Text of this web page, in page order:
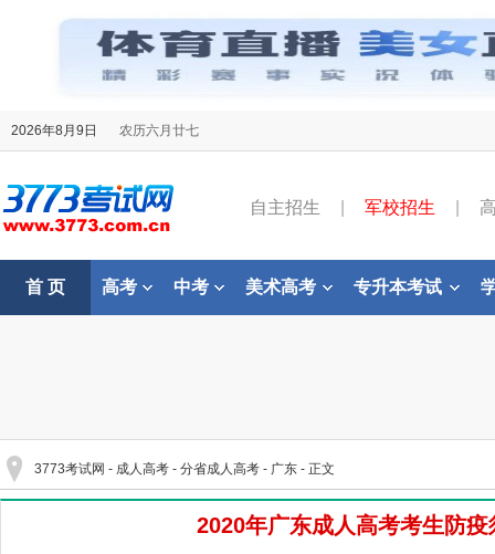
2026年8月9日 农历六月廿七
自主招生 军校招生
首 页 高考 中考 美术高考 专升本考试
3773考试网 - 成人高考 - 分省成人高考 - 广东 - 正文
2020年广东成人高考考生防疫